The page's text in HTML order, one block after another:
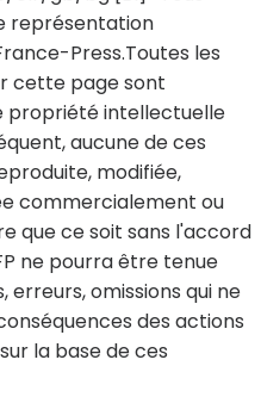
représentation
Press.Toutes les
cette page sont
propriété intellectuelle
aucune de ces
modifiée,
commercialement ou
que ce soit sans l'accord
ne pourra être tenue
erreurs, omissions qui ne
des actions
la base de ces